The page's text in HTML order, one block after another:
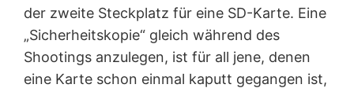
der zweite Steckplatz für eine SD-Karte. Eine
„Sicherheitskopie“ gleich während des
Shootings anzulegen, ist für all jene, denen
eine Karte schon einmal kaputt gegangen ist,